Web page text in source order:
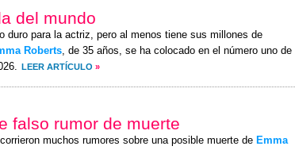
del mundo
duro para la actriz, pero al menos tiene sus millones de
Roberts, de 35 años, se ha colocado en el número uno de
LEER ARTÍCULO »
falso rumor de muerte
muchos rumores sobre una posible muerte de Emma